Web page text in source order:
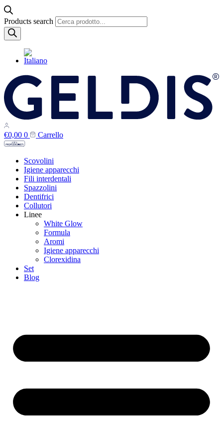
Products search
€0,00 0 Carrello
Scovolini
Igiene apparecchi
Fili interdentali
Spazzolini
Dentifrici
Collutori
Linee
White Glow
Formula
Aromi
Igiene apparecchi
Clorexidina
Set
Blog